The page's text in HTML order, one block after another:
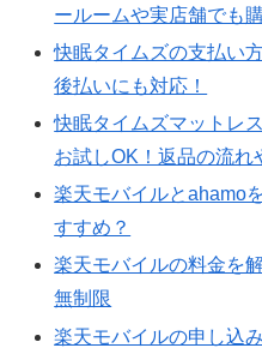
ールームや実店舗でも
快眠タイムズの支払い
後払いにも対応！
快眠タイムズマットレ
お試しOK！返品の流れ
楽天モバイルとahamo
すすめ？
楽天モバイルの料金を
無制限
楽天モバイルの申し込